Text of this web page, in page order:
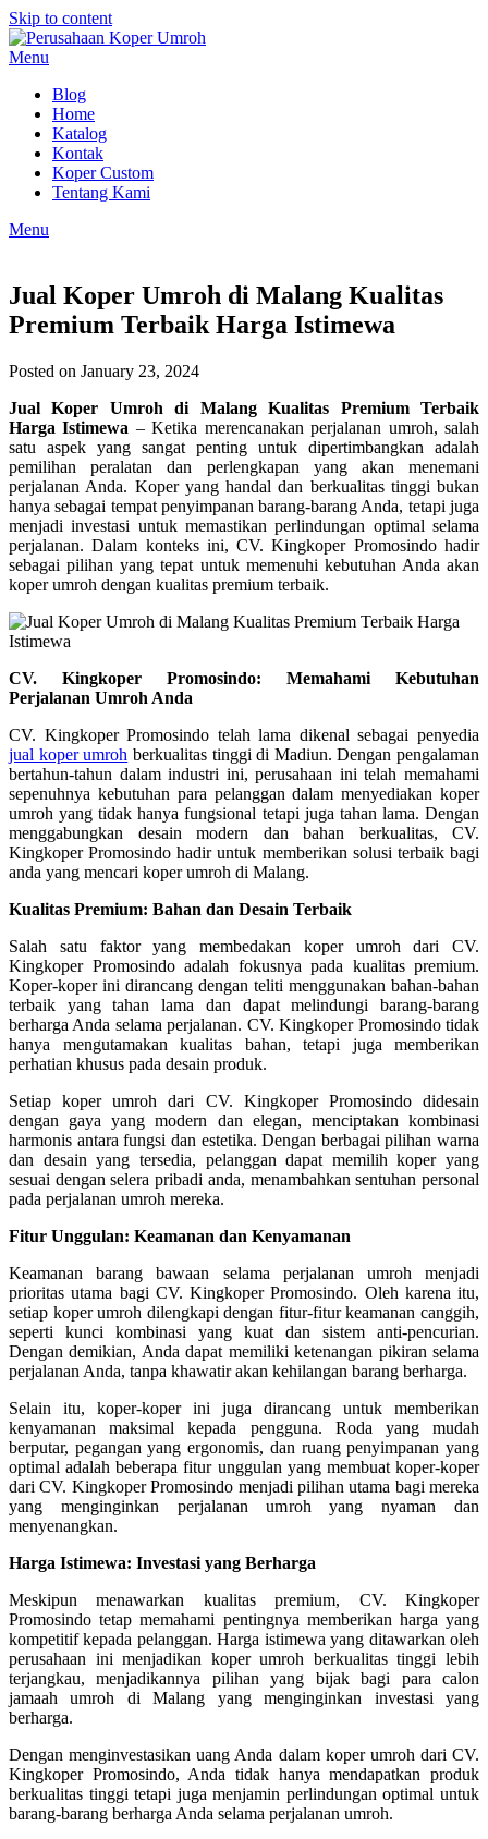
Skip to content
Menu
Blog
Home
Katalog
Kontak
Koper Custom
Tentang Kami
Menu
Jual Koper Umroh di Malang Kualitas
Premium Terbaik Harga Istimewa
Posted on January 23, 2024
Jual Koper Umroh di Malang Kualitas Premium Terbaik
Harga Istimewa – Ketika merencanakan perjalanan umroh, salah
satu aspek yang sangat penting untuk dipertimbangkan adalah
pemilihan peralatan dan perlengkapan yang akan menemani
perjalanan Anda. Koper yang handal dan berkualitas tinggi bukan
hanya sebagai tempat penyimpanan barang-barang Anda, tetapi juga
menjadi investasi untuk memastikan perlindungan optimal selama
perjalanan. Dalam konteks ini, CV. Kingkoper Promosindo hadir
sebagai pilihan yang tepat untuk memenuhi kebutuhan Anda akan
koper umroh dengan kualitas premium terbaik.
CV. Kingkoper Promosindo: Memahami Kebutuhan
Perjalanan Umroh Anda
CV. Kingkoper Promosindo telah lama dikenal sebagai penyedia
jual koper umroh berkualitas tinggi di Madiun. Dengan pengalaman
bertahun-tahun dalam industri ini, perusahaan ini telah memahami
sepenuhnya kebutuhan para pelanggan dalam menyediakan koper
umroh yang tidak hanya fungsional tetapi juga tahan lama. Dengan
menggabungkan desain modern dan bahan berkualitas, CV.
Kingkoper Promosindo hadir untuk memberikan solusi terbaik bagi
anda yang mencari koper umroh di Malang.
Kualitas Premium: Bahan dan Desain Terbaik
Salah satu faktor yang membedakan koper umroh dari CV.
Kingkoper Promosindo adalah fokusnya pada kualitas premium.
Koper-koper ini dirancang dengan teliti menggunakan bahan-bahan
terbaik yang tahan lama dan dapat melindungi barang-barang
berharga Anda selama perjalanan. CV. Kingkoper Promosindo tidak
hanya mengutamakan kualitas bahan, tetapi juga memberikan
perhatian khusus pada desain produk.
Setiap koper umroh dari CV. Kingkoper Promosindo didesain
dengan gaya yang modern dan elegan, menciptakan kombinasi
harmonis antara fungsi dan estetika. Dengan berbagai pilihan warna
dan desain yang tersedia, pelanggan dapat memilih koper yang
sesuai dengan selera pribadi anda, menambahkan sentuhan personal
pada perjalanan umroh mereka.
Fitur Unggulan: Keamanan dan Kenyamanan
Keamanan barang bawaan selama perjalanan umroh menjadi
prioritas utama bagi CV. Kingkoper Promosindo. Oleh karena itu,
setiap koper umroh dilengkapi dengan fitur-fitur keamanan canggih,
seperti kunci kombinasi yang kuat dan sistem anti-pencurian.
Dengan demikian, Anda dapat memiliki ketenangan pikiran selama
perjalanan Anda, tanpa khawatir akan kehilangan barang berharga.
Selain itu, koper-koper ini juga dirancang untuk memberikan
kenyamanan maksimal kepada pengguna. Roda yang mudah
berputar, pegangan yang ergonomis, dan ruang penyimpanan yang
optimal adalah beberapa fitur unggulan yang membuat koper-koper
dari CV. Kingkoper Promosindo menjadi pilihan utama bagi mereka
yang menginginkan perjalanan umroh yang nyaman dan
menyenangkan.
Harga Istimewa: Investasi yang Berharga
Meskipun menawarkan kualitas premium, CV. Kingkoper
Promosindo tetap memahami pentingnya memberikan harga yang
kompetitif kepada pelanggan. Harga istimewa yang ditawarkan oleh
perusahaan ini menjadikan koper umroh berkualitas tinggi lebih
terjangkau, menjadikannya pilihan yang bijak bagi para calon
jamaah umroh di Malang yang menginginkan investasi yang
berharga.
Dengan menginvestasikan uang Anda dalam koper umroh dari CV.
Kingkoper Promosindo, Anda tidak hanya mendapatkan produk
berkualitas tinggi tetapi juga menjamin perlindungan optimal untuk
barang-barang berharga Anda selama perjalanan umroh.